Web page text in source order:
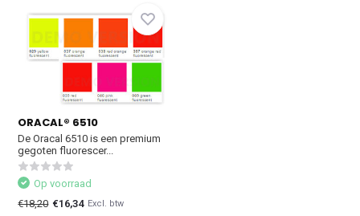
ORACAL® 6510
De Oracal 6510 is een premium
gegoten fluorescer...
Op voorraad
€18,20 €16,34 Excl. btw